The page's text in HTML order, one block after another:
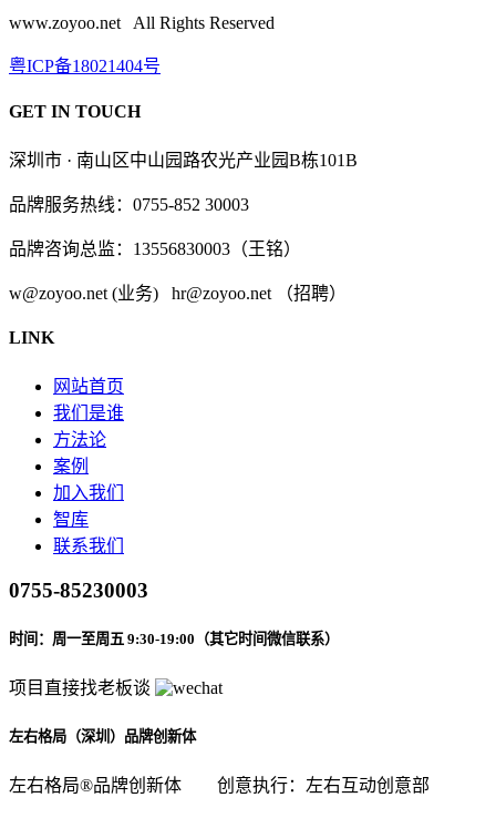
www.zoyoo.net All Rights Reserved
粤ICP备18021404号
GET IN TOUCH
深圳市 · 南山区中山园路农光产业园B栋101B
品牌服务热线：0755-852 30003
品牌咨询总监：13556830003（王铭）
w@zoyoo.net (业务) hr@zoyoo.net （招聘）
LINK
网站首页
我们是谁
方法论
案例
加入我们
智库
联系我们
0755-85230003
时间：周一至周五 9:30-19:00（其它时间微信联系）
项目直接找老板谈
左右格局（深圳）品牌创新体
左右格局®品牌创新体 创意执行：左右互动创意部